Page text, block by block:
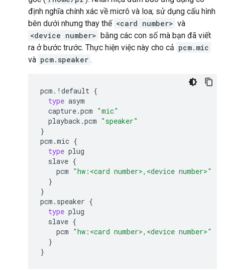
định nghĩa chính xác về micrô và loa; sử dụng cấu hình
bên dưới nhưng thay thế <card number> và
<device number> bằng các con số mà bạn đã viết
ra ở bước trước. Thực hiện việc này cho cả pcm.mic
và pcm.speaker .
pcm . ! default {
type asym
capture.pcm "mic"
playback .pcm "speaker"
}
pcm .mic {
type plug
slave {
pcm "hw:<card number>,<device number>"
}
}
pcm . speaker {
type plug
slave {
pcm "hw:<card number>,<device number>"
}
}